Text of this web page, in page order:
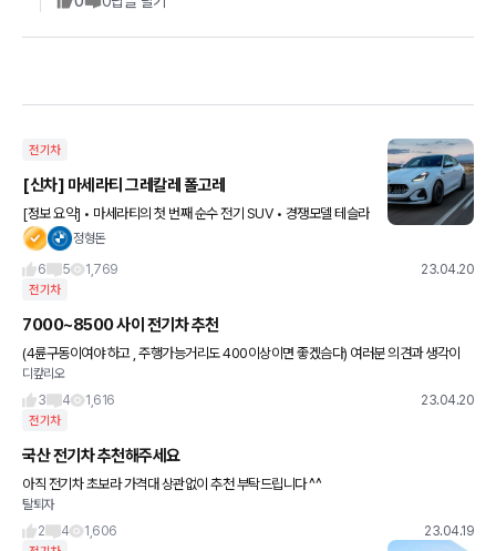
전기차
[신차] 마세라티 그레칼레 폴고레
[정보 요약] • 마세라티의 첫 번째 순수 전기 SUV • 경쟁모델 테슬라
모델X, BMW iX 등등 • 예상 배터리 용량 105kWh • 예상 출력 55
정형돈
6
5 1,769 23.04.20
전기차
7000~8500 사이 전기차 추천
(4륜구동이여야 하고 , 주행가능거리도 400이상이면 좋겠슴다) 여러분 의견과 생각이
궁금하여 올려봅니다 많관부!
디캎리오
3
4 1,616 23.04.20
전기차
국산 전기차 추천해주세요
아직 전기차 초보라 가격대 상관없이 추천 부탁드립니다 ^^
탈퇴자
2
4 1,606 23.04.19